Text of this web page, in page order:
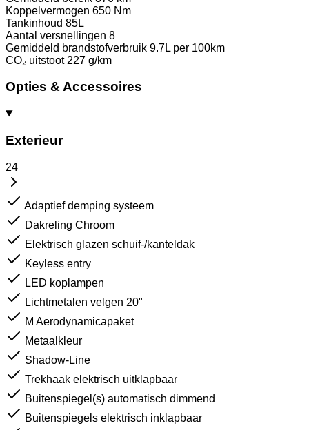
Koppelvermogen 650 Nm
Tankinhoud 85L
Aantal versnellingen 8
Gemiddeld brandstofverbruik 9.7L per 100km
CO₂ uitstoot 227 g/km
Opties & Accessoires
Exterieur
24
Adaptief demping systeem
Dakreling Chroom
Elektrisch glazen schuif-/kanteldak
Keyless entry
LED koplampen
Lichtmetalen velgen 20"
M Aerodynamicapaket
Metaalkleur
Shadow-Line
Trekhaak elektrisch uitklapbaar
Buitenspiegel(s) automatisch dimmend
Buitenspiegels elektrisch inklapbaar